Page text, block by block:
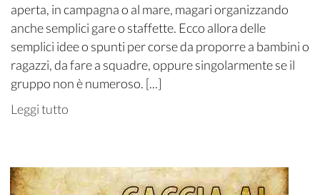
aperta, in campagna o al mare, magari organizzando
anche semplici gare o staffette. Ecco allora delle
semplici idee o spunti per corse da proporre a bambini o
ragazzi, da fare a squadre, oppure singolarmente se il
gruppo non è numeroso. [...]
Leggi tutto